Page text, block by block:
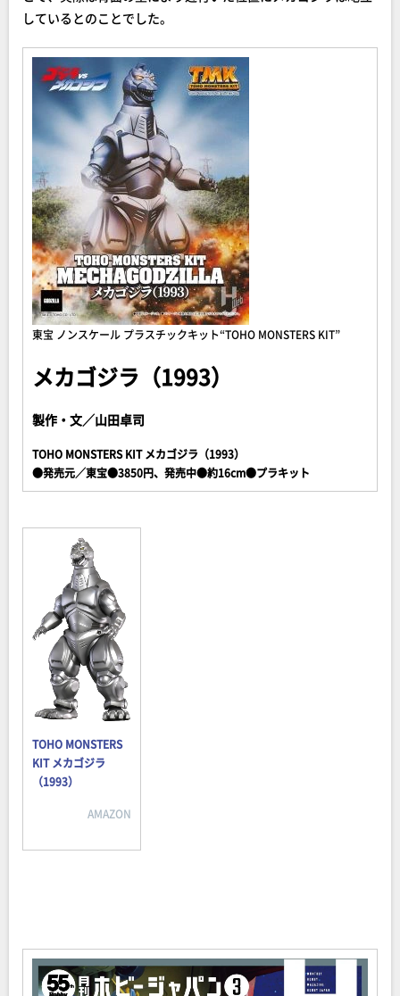
しているとのことでした。
東宝 ノンスケール プラスチックキット“TOHO MONSTERS KIT”
メカゴジラ（1993）
製作・文／山田卓司
TOHO MONSTERS KIT メカゴジラ（1993）
●発売元／東宝●3850円、発売中●約16cm●プラキット
TOHO MONSTERS
KIT メカゴジラ
（1993）
AMAZON